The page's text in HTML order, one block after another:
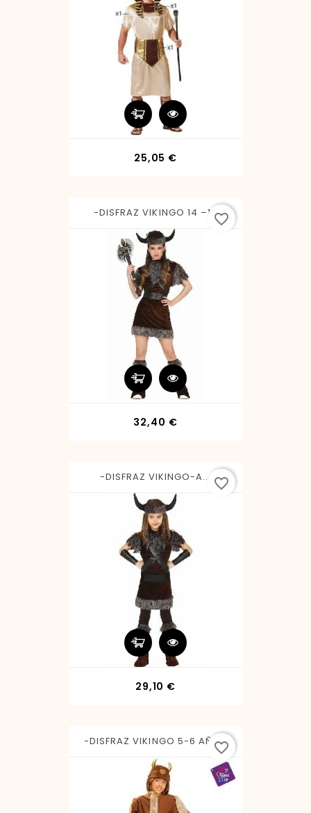
25,05 €
-DISFRAZ VIKINGO 14 –16
32,40 €Precio
favorite_border
-DISFRAZ VIKINGO-A...
29,10 €
favorite_border
-DISFRAZ VIKINGO 5-6 AÑOS
favorite_border